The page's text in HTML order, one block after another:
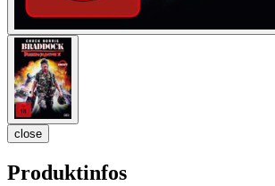
close
Produktinfos